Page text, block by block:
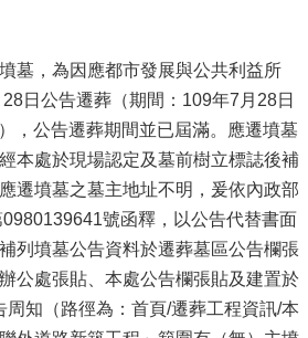
墓，為因應都市發展與公共利益所
日公告遷葬（期間：109年7月28日
，公告遷葬期間並已屆滿。應遷墳墓
本處於現場認定及墓前樹立標誌後補
遷墳墓之墓主地址不明，爰依內政部
號函釋，以公告代替書面
列墳墓公告資料於遷葬墓區公告欄張
公處張貼、本處公告欄張貼及建置於
周知（路徑為：首頁/遷葬工程資訊/本